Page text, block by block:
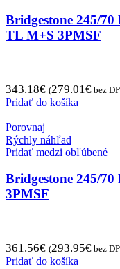
Bridgestone 245/
TL M+S 3PMSF
343.18€ (279.01€ bez
Pridať do košíka
Porovnaj
Rýchly náhľad
Pridať medzi obľúbené
Bridgestone 245/
3PMSF
361.56€ (293.95€ bez
Pridať do košíka